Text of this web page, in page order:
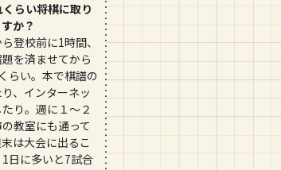
らい将棋に取り
か？
登校前に1時間、
を済ませてから
らい。本で棋譜の
、インターネッ
り。週に１～２
教室にも通って
は大会に出るこ
日に多いと7試合